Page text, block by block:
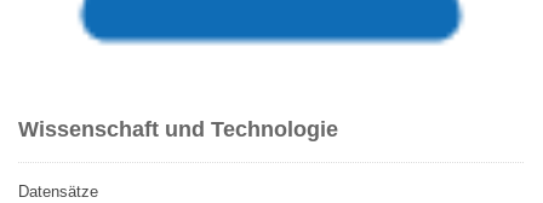
Wissenschaft und Technologie
Datensätze